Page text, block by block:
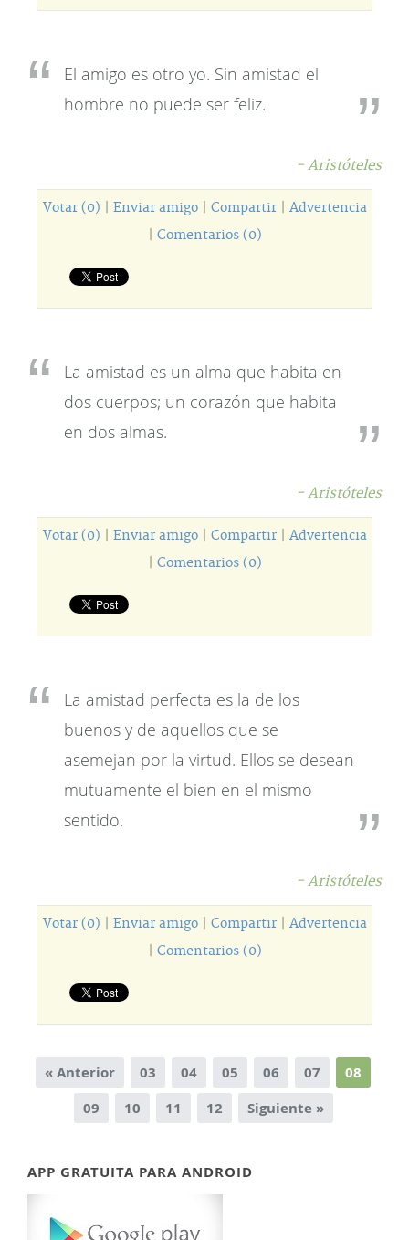
El amigo es otro yo. Sin amistad el
hombre no puede ser feliz.
- Aristóteles
Votar (0) Enviar amigo| Compartir| Advertencia
Comentarios (0)
La amistad es un alma que habita en
dos cuerpos; un corazón que habita
en dos almas.
- Aristóteles
Votar (0) Enviar amigo| Compartir| Advertencia
Comentarios (0)
La amistad perfecta es la de los
buenos y de aquellos que se
asemejan por la virtud. Ellos se desean
mutuamente el bien en el mismo
sentido.
- Aristóteles
Votar (0) Enviar amigo| Compartir| Advertencia
Comentarios (0)
« Anterior 03 04 05 06 07
08
09
10 11 12 Siguiente »
APP GRATUITA PARA ANDROID